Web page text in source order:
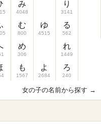
み
4048
む
800
め
306
も
1567
ゆ
4515
よ
2684
り
3141
る
562
れ
1449
ろ
240
女の子の名前から探す →